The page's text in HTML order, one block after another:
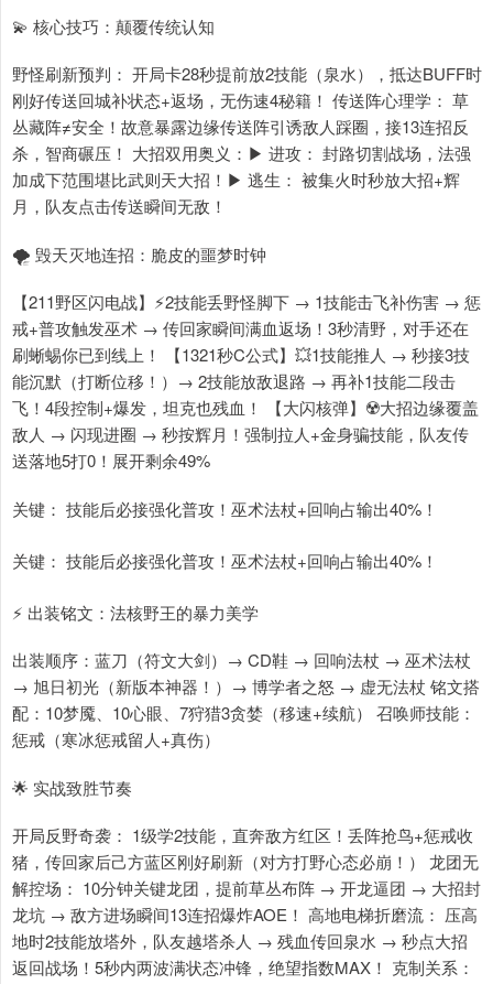
💫 核心技巧：颠覆传统认知
野怪刷新预判： 开局卡28秒提前放2技能（泉水），抵达BUFF时
刚好传送回城补状态+返场，无伤速4秘籍！ 传送阵心理学： 草
丛藏阵≠安全！故意暴露边缘传送阵引诱敌人踩圈，接13连招反
杀，智商碾压！ 大招双用奥义：▶ 进攻： 封路切割战场，法强
加成下范围堪比武则天大招！▶ 逃生： 被集火时秒放大招+辉
月，队友点击传送瞬间无敌！
🌪️ 毁天灭地连招：脆皮的噩梦时钟
【211野区闪电战】⚡2技能丢野怪脚下 → 1技能击飞补伤害 → 惩
戒+普攻触发巫术 → 传回家瞬间满血返场！3秒清野，对手还在
刷蜥蜴你已到线上！ 【1321秒C公式】💥1技能推人 → 秒接3技
能沉默（打断位移！）→ 2技能放敌退路 → 再补1技能二段击
飞！4段控制+爆发，坦克也残血！ 【大闪核弹】☢️大招边缘覆盖
敌人 → 闪现进圈 → 秒按辉月！强制拉人+金身骗技能，队友传
送落地5打0！展开剩余49%
关键： 技能后必接强化普攻！巫术法杖+回响占输出40%！
关键： 技能后必接强化普攻！巫术法杖+回响占输出40%！
⚡ 出装铭文：法核野王的暴力美学
出装顺序：蓝刀（符文大剑）→ CD鞋 → 回响法杖 → 巫术法杖
→ 旭日初光（新版本神器！）→ 博学者之怒 → 虚无法杖 铭文搭
配：10梦魇、10心眼、7狩猎3贪婪（移速+续航） 召唤师技能：
惩戒（寒冰惩戒留人+真伤）
🌟 实战致胜节奏
开局反野奇袭： 1级学2技能，直奔敌方红区！丢阵抢鸟+惩戒收
猪，传回家后己方蓝区刚好刷新（对方打野心态必崩！） 龙团无
解控场： 10分钟关键龙团，提前草丛布阵 → 开龙逼团 → 大招封
龙坑 → 敌方进场瞬间13连招爆炸AOE！ 高地电梯折磨流： 压高
地时2技能放塔外，队友越塔杀人 → 残血传回泉水 → 秒点大招
返回战场！5秒内两波满状态冲锋，绝望指数MAX！ 克制关系：